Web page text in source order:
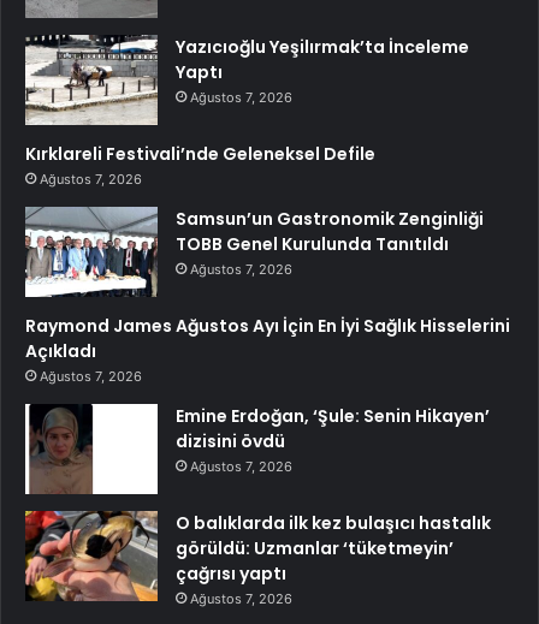
Yazıcıoğlu Yeşilırmak’ta İnceleme
Yaptı
Ağustos 7, 2026
Kırklareli Festivali’nde Geleneksel Defile
Ağustos 7, 2026
Samsun’un Gastronomik Zenginliği
TOBB Genel Kurulunda Tanıtıldı
Ağustos 7, 2026
Raymond James Ağustos Ayı İçin En İyi Sağlık Hisselerini
Açıkladı
Ağustos 7, 2026
Emine Erdoğan, ‘Şule: Senin Hikayen’
dizisini övdü
Ağustos 7, 2026
O balıklarda ilk kez bulaşıcı hastalık
görüldü: Uzmanlar ‘tüketmeyin’
çağrısı yaptı
Ağustos 7, 2026